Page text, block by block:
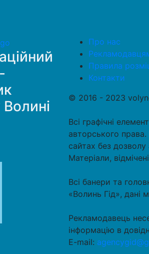
Волині
Про нас
Правила
Контакти
© 2016 - 2023
Всі графічні
авторського права.
сайтах без дозволу
Матеріали,
Всі банери та
«Волинь Гід», дані
Рекламодавець
інформацію в
E-mail: